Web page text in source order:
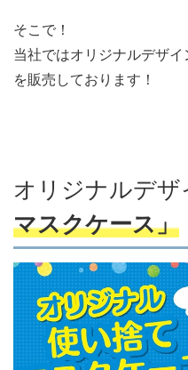
そこで！
当社ではオリジナルデザイ
を販売しております！
オリジナルデザ
マスクケース」